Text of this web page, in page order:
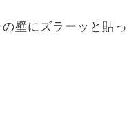
壁にズラーッと貼